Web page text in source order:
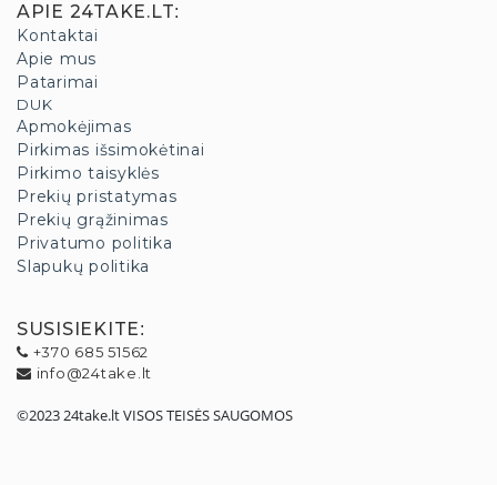
APIE 24TAKE.LT:
Kontaktai
Apie mus
Patarimai
DUK
Apmokėjimas
Pirkimas išsimokėtinai
Pirkimo taisyklės
Prekių pristatymas
Prekių grąžinimas
Privatumo politika
Slapukų politika
SUSISIEKITE:
+370 685 51562
info@24take.lt
©2023 24take.lt VISOS TEISĖS SAUGOMOS